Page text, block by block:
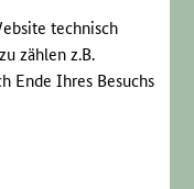
technisch
zählen z.B.
Ende Ihres Besuchs